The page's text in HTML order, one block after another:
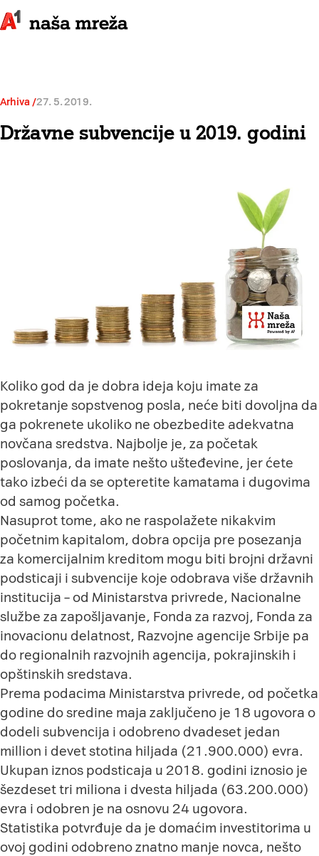
Arhiva 27. 5. 2019.
Državne subvencije u 2019. godini
Koliko god da je dobra ideja koju imate za
pokretanje sopstvenog posla, neće biti dovoljna da
ga pokrenete ukoliko ne obezbedite adekvatna
novčana sredstva. Najbolje je, za početak
poslovanja, da imate nešto ušteđevine, jer ćete
tako izbeći da se opteretite kamatama i dugovima
od samog početka.
Nasuprot tome, ako ne raspolažete nikakvim
početnim kapitalom, dobra opcija pre posezanja
za komercijalnim kreditom mogu biti brojni državni
podsticaji i subvencije koje odobrava više državnih
institucija – od Ministarstva privrede, Nacionalne
službe za zapošljavanje, Fonda za razvoj, Fonda za
inovacionu delatnost, Razvojne agencije Srbije pa
do regionalnih razvojnih agencija, pokrajinskih i
opštinskih sredstava.
Prema podacima Ministarstva privrede, od početka
godine do sredine maja zaključeno je 18 ugovora o
dodeli subvencija i odobreno dvadeset jedan
million i devet stotina hiljada (21.900.000) evra.
Ukupan iznos podsticaja u 2018. godini iznosio je
šezdeset tri miliona i dvesta hiljada (63.200.000)
evra i odobren je na osnovu 24 ugovora.
Statistika potvrđuje da je domaćim investitorima u
ovoj godini odobreno znatno manje novca, nešto